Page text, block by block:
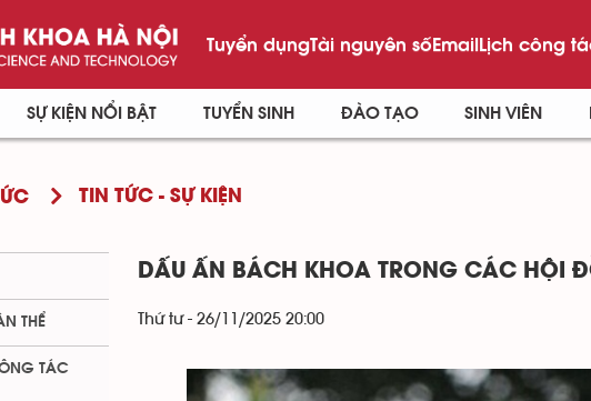
Tuyển dụngTài nguyên sốEmailLịch công
SỰ KIỆN NỔI BẬT TUYỂN SINH ĐÀO TẠO SINH VIÊN
TIN TỨC - SỰ KIỆN
DẤU ẤN BÁCH KHOA TRONG CÁC HỘI
Thứ tư - 26/11/2025 20:00
THỂ
TÁC